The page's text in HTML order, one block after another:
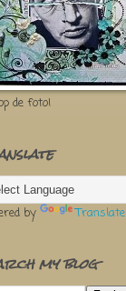
de foto!
by Translate
my blog